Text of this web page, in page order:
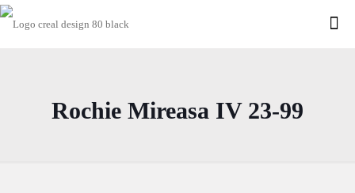
Rochie Mireasa IV 23-99